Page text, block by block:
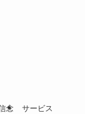
念 サービス